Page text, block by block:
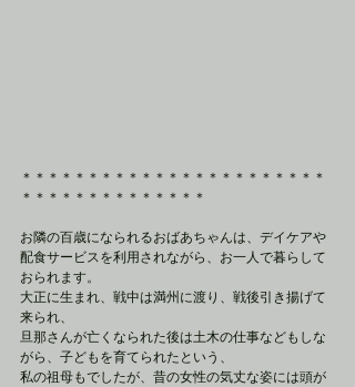
＊＊＊＊＊＊＊＊＊＊＊＊＊＊＊＊＊＊＊＊＊＊＊
＊＊＊＊＊＊＊＊＊＊＊＊＊＊
お隣の百歳になられるおばあちゃんは、デイケアや
配食サービスを利用されながら、お一人で暮らして
おられます。
大正に生まれ、戦中は満州に渡り、戦後引き揚げて
来られ、
旦那さんが亡くなられた後は土木の仕事などもしな
がら、子どもを育てられたという、
私の祖母もでしたが、昔の女性の気丈な姿には頭が